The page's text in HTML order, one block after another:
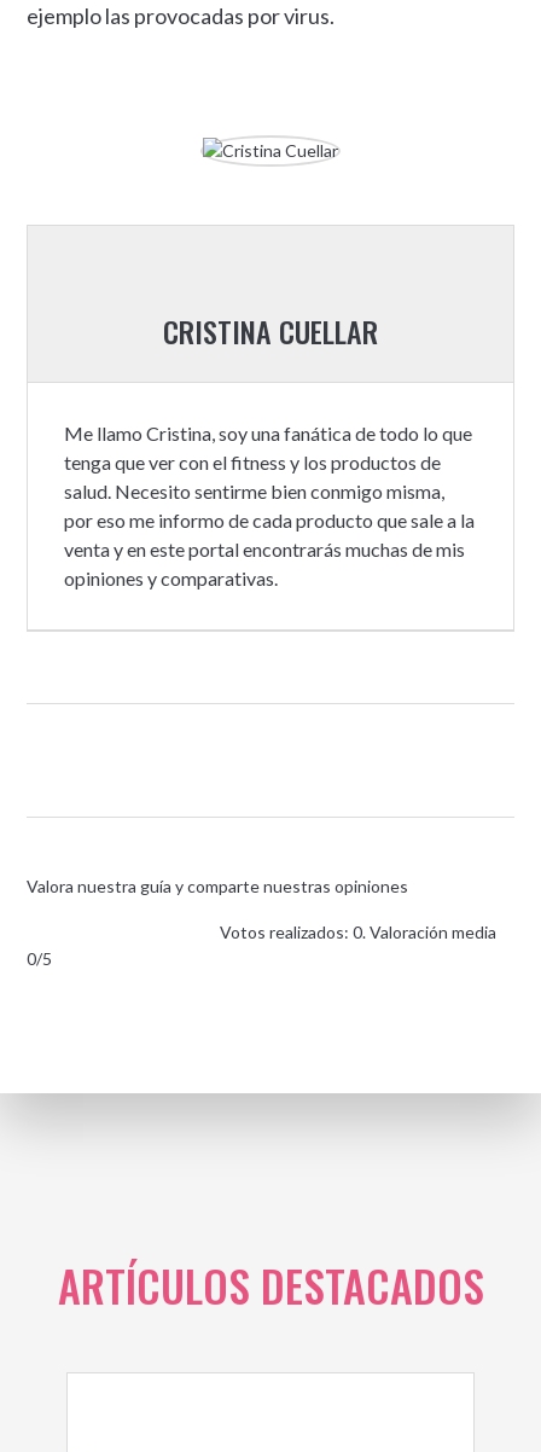
ejemplo las provocadas por virus.
CRISTINA CUELLAR
Me llamo Cristina, soy una fanática de todo lo que
tenga que ver con el fitness y los productos de
salud. Necesito sentirme bien conmigo misma,
por eso me informo de cada producto que sale a la
venta y en este portal encontrarás muchas de mis
opiniones y comparativas.
Valora nuestra guía y comparte nuestras opiniones
Votos realizados: 0. Valoración media
0/5
ARTÍCULOS DESTACADOS